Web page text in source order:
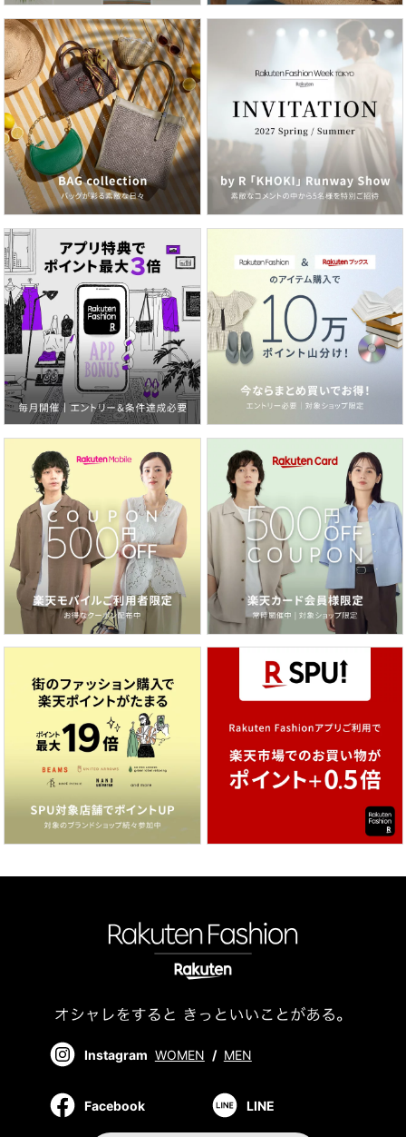
Instagram WOMEN / MEN
Facebook LINE